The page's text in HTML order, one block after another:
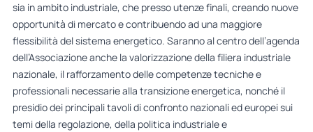
sia in ambito industriale, che presso utenze finali, creando nuove
opportunità di mercato e contribuendo ad una maggiore
flessibilità del sistema energetico. Saranno al centro dell’agenda
dell’Associazione anche la valorizzazione della filiera industriale
nazionale, il rafforzamento delle competenze tecniche e
professionali necessarie alla transizione energetica, nonché il
presidio dei principali tavoli di confronto nazionali ed europei sui
temi della regolazione, della politica industriale e